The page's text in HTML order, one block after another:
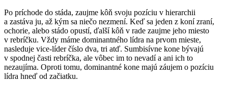
Po príchode do stáda, zaujme kôň svoju pozíciu v hierarchii
a zastáva ju, až kým sa niečo nezmení. Keď sa jeden z koní zraní,
ochorie, alebo stádo opustí, ďalší kôň v rade zaujme jeho miesto
v rebríčku. Vždy máme dominantného lídra na prvom mieste,
nasleduje vice-líder číslo dva, tri atď. Sumbisívne kone bývajú
v spodnej časti rebríčka, ale vôbec im to nevadí a ani ich to
nezaujíma. Oproti tomu, dominantné kone majú záujem o pozíciu
lídra hneď od začiatku.